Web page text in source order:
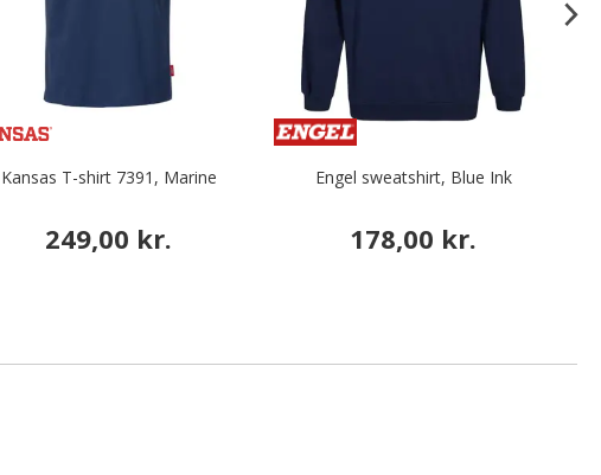
Kansas T-shirt 7391, Marine
249,00 kr.
Engel sweatshirt, Blue Ink
178,00 kr.